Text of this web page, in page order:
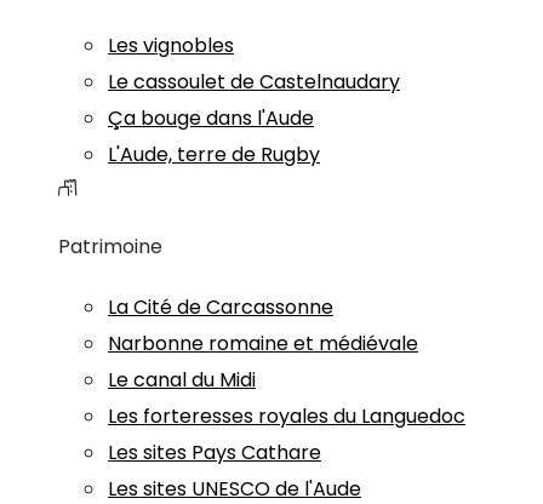
Les vignobles
Le cassoulet de Castelnaudary
Ça bouge dans l'Aude
L'Aude, terre de Rugby
Patrimoine
La Cité de Carcassonne
Narbonne romaine et médiévale
Le canal du Midi
Les forteresses royales du Languedoc
Les sites Pays Cathare
Les sites UNESCO de l'Aude